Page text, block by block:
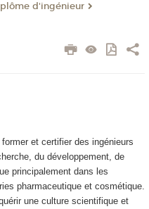
d'ingénieur
et certifier des ingénieurs
du développement, de
principalement dans les
pharmaceutique et cosmétique.
une culture scientifique et